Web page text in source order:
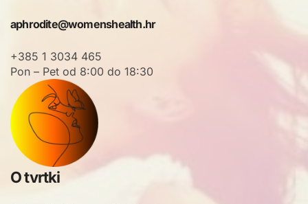
aphrodite@womenshealth.hr
+385 1 3034 465
Pon – Pet od 8:00 do 18:30
O tvrtki